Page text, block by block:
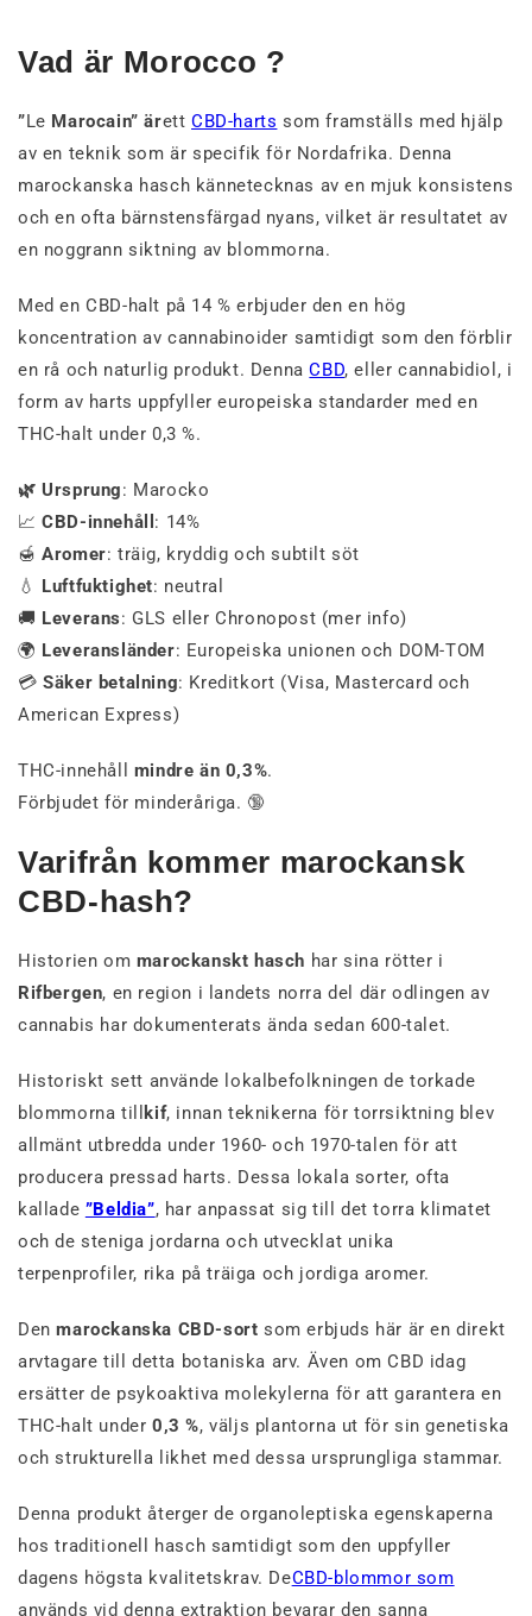
Vad är Morocco ?
”Le Marocain” ärettCBD-harts som framställs med hjälp
av en teknik som är specifik för Nordafrika. Denna
marockanska hasch kännetecknas av en mjuk konsistens
och en ofta bärnstensfärgad nyans, vilket är resultatet av
en noggrann siktning av blommorna.
Med en CBD-halt på 14 % erbjuder den en hög
koncentration av cannabinoider samtidigt som den förblir
en rå och naturlig produkt. DennaCBD, eller cannabidiol, i
form av harts uppfyller europeiska standarder med en
THC-halt under 0,3 %.
🌿 Ursprung: Marocko
📈CBD-innehåll : 14%
🍯Aromer: träig, kryddig och subtilt söt
💧 Luftfuktighet: neutral
🚚 Leverans: GLS eller Chronopost (mer info)
🌍 Leveransländer: Europeiska unionen och DOM-TOM
💳Säker betalning: Kreditkort (Visa, Mastercard och
American Express)
THC-innehåll mindre än 0,3%.
Förbjudet för minderåriga. 🔞
Varifrån kommer marockansk
CBD-hash?
Historien om marockanskt hasch har sina rötter i
Rifbergen, en region i landets norra del där odlingen av
cannabis har dokumenterats ända sedan 600-talet.
Historiskt sett använde lokalbefolkningen de torkade
blommorna till
kif, innan teknikerna för torrsiktning blev
allmänt utbredda under 1960- och 1970-talen för att
producera pressad harts. Dessa lokala sorter, ofta
kallade ”Beldia”, har anpassat sig till det torra klimatet
och de steniga jordarna och utvecklat unika
terpenprofiler, rika på träiga och jordiga aromer.
Denmarockanska CBD-sort som erbjuds här är en direkt
arvtagare till detta botaniska arv. Även om CBD idag
ersätter de psykoaktiva molekylerna för att garantera en
THC-halt under 0,3 %, väljs plantorna ut för sin genetiska
och strukturella likhet med dessa ursprungliga stammar.
Denna produkt återger de organoleptiska egenskaperna
hos traditionell hasch samtidigt som den uppfyller
dagens högsta kvalitetskrav. DeCBD-blommor som
används vid denna extraktion bevarar den sanna